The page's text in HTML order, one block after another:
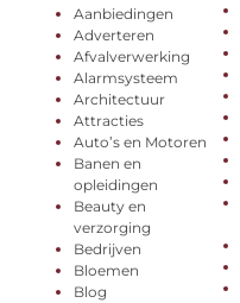
Aanbiedingen
Adverteren
Afvalverwerking
Alarmsysteem
Architectuur
Attracties
Auto’s en Motoren
Banen en
opleidingen
Beauty en
verzorging
Bedrijven
Bloemen
Blog